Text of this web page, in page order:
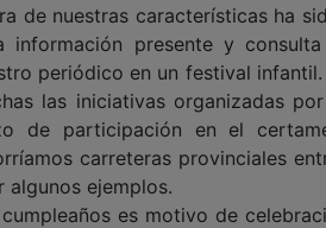
de nuestras características ha
información presente y
periódico en un festival
las iniciativas organizadas
de participación en el
carreteras provinciales
algunos ejemplos.
es motivo de